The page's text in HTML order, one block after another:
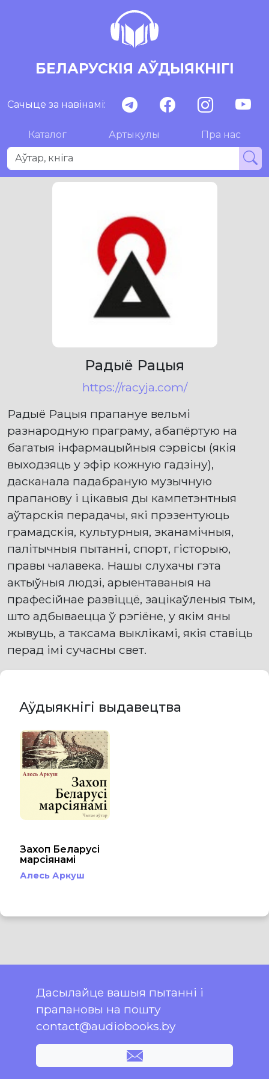
БЕЛАРУСКІЯ АЎДЫЯКНІГІ
Сачыце за навінамі:
Каталог Артыкулы Пра нас
Радыё Рацыя
https://racyja.com/
Радыё Рацыя прапануе вельмі
разнародную праграму, абапёртую на
багатыя інфармацыйныя сэрвісы (якія
выходзяць у эфір кожную гадзіну),
дасканала падабраную музычную
прапанову і цікавыя ды кампетэнтныя
аўтарскія перадачы, які прэзентуюць
грамадскія, культурныя, эканамічныя,
палітычныя пытанні, спорт, гісторыю,
правы чалавека. Нашы слухачы гэта
актыўныя людзі, арыентаваныя на
прафесійнае развіццё, зацікаўленыя тым,
што адбываецца ў рэгіёне, у якім яны
жывуць, а таксама выклікамі, якія ставіць
перад імі сучасны свет.
Аўдыякнігі выдавецтва
Захоп Беларусі
марсіянамі
Алесь Аркуш
Дасылайце вашыя пытанні і
прапановы на пошту
contact@audiobooks.by